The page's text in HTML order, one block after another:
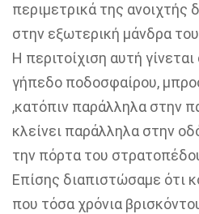
περιμετρικά της ανοιχτής
στην εξωτερική μάνδρα
Η περιτοίχιση αυτή
γήπεδο ποδοσφαίρου,
,κατόπιν παράλληλα στην
κλείνει παράλληλα στην
την πόρτα του
Επίσης διαπιστώσαμε ότι
που τόσα χρόνια